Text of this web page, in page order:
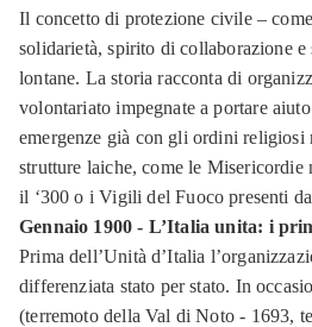
Il concetto di protezione civile –
solidarietà, spirito di collaborazione
lontane. La storia racconta di
volontariato impegnate a portare
emergenze già con gli ordini religiosi
strutture laiche, come le Misericordie
il ‘300 o i Vigili del Fuoco presenti
Gennaio 1900 - L’Italia unita: i
Prima dell’Unità d’Italia
differenziata stato per stato. In
(terremoto della Val di Noto - 1693,